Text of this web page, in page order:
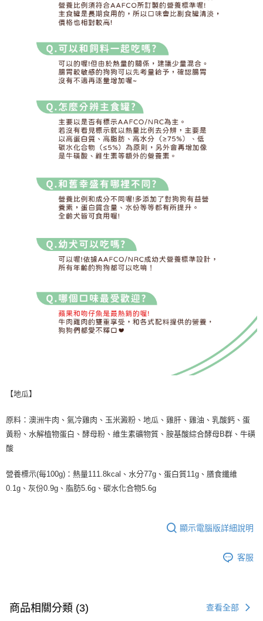
【地瓜】
原料：澳洲牛肉、氣冷雞肉、玉米澱粉、地瓜、雞肝、雞油、乳酸鈣、蛋
黃粉、水解植物蛋白、酵母粉、維生素礦物質、胺基酸綜合酵母B群、牛磺
酸
營養標示(每100g)：熱量111.8kcal、水分77g、蛋白質11g、膳食纖維
0.1g、灰份0.9g、脂肪5.6g、碳水化合物5.6g
顯示電腦版詳細說明
客服
商品相關分類 (3) 查看全部